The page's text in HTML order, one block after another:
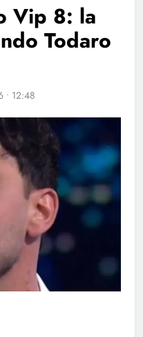
Vip 8: la
Todaro
• 12:48